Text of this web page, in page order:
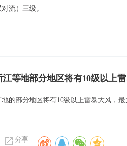
流）三级。
等地部分地区将有10级以上
的部分地区将有10级以上雷暴大风，最
分享